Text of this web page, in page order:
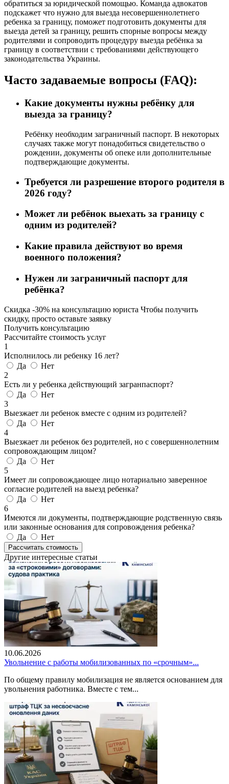
обратиться за юридической помощью. Команда адвокатов
подскажет что нужно для выезда несовершеннолетнего
ребенка за границу, поможет подготовить документы для
выезда детей за границу, решить спорные вопросы между
родителями и сопроводить процедуру выезда ребёнка за
границу в соответствии с требованиями действующего
законодательства Украины.
Часто задаваемые вопросы (FAQ):
Какие документы нужны ребёнку для
выезда за границу?
Ребёнку необходим заграничный паспорт. В некоторых
случаях также могут понадобиться свидетельство о
рождении, документы об опеке или дополнительные
подтверждающие документы.
Требуется ли разрешение второго родителя в
2026 году?
Может ли ребёнок выехать за границу с
одним из родителей?
Какие правила действуют во время
военного положения?
Нужен ли заграничный паспорт для
ребёнка?
Скидка -30% на консультацию юриста Чтобы получить
скидку, просто оставьте заявку
Получить консультацию
Рассчитайте стоимость услуг
1
Исполнилось ли ребенку 16 лет?
Да
Нет
2
Есть ли у ребенка действующий загранпаспорт?
Да
Нет
3
Выезжает ли ребенок вместе с одним из родителей?
Да
Нет
4
Выезжает ли ребенок без родителей, но с совершеннолетним
сопровождающим лицом?
Да
Нет
5
Имеет ли сопровождающее лицо нотариально заверенное
согласие родителей на выезд ребенка?
Да
Нет
6
Имеются ли документы, подтверждающие родственную связь
или законные основания для сопровождения ребенка?
Да
Нет
Рассчитать стоимость
Другие интересные статьи
10.06.2026
Увольнение с работы мобилизованных по «срочным»...
По общему правилу мобилизация не является основанием для
увольнения работника. Вместе с тем...